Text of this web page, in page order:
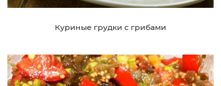
Куриные грудки с грибами